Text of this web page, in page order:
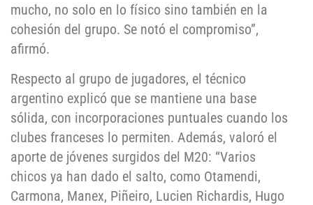
mucho, no solo en lo físico sino también en la
cohesión del grupo. Se notó el compromiso”,
afirmó.
Respecto al grupo de jugadores, el técnico
argentino explicó que se mantiene una base
sólida, con incorporaciones puntuales cuando los
clubes franceses lo permiten. Además, valoró el
aporte de jóvenes surgidos del M20: “Varios
chicos ya han dado el salto, como Otamendi,
Carmona, Manex, Piñeiro, Lucien Richardis, Hugo